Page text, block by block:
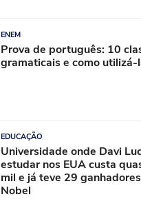
ENEM
Prova de português: 10
gramaticais e como utilizá-
EDUCAÇÃO
Universidade onde Davi
estudar nos EUA custa
mil e já teve 29
Nobel